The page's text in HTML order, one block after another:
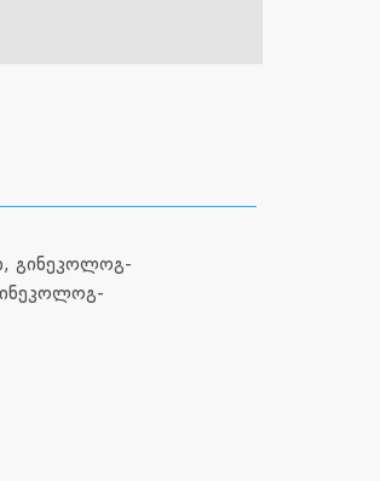
გინეკოლოგ-